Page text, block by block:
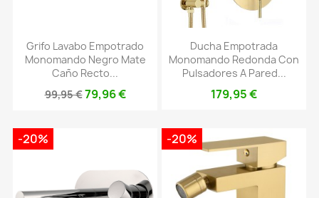
Grifo Lavabo Empotrado
Monomando Negro Mate
Caño Recto...
99,95 €79,96 €
Ducha Empotrada
Monomando Redonda Con
Pulsadores A Pared...
179,95 €
-20% -20%